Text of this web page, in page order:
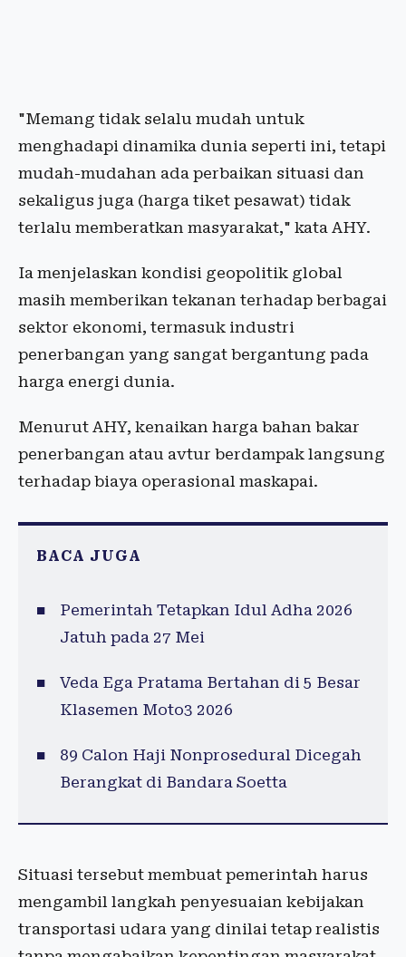
"Memang tidak selalu mudah untuk
menghadapi dinamika dunia seperti ini, tetapi
mudah-mudahan ada perbaikan situasi dan
sekaligus juga (harga tiket pesawat) tidak
terlalu memberatkan masyarakat," kata AHY.
Ia menjelaskan kondisi geopolitik global
masih memberikan tekanan terhadap berbagai
sektor ekonomi, termasuk industri
penerbangan yang sangat bergantung pada
harga energi dunia.
Menurut AHY, kenaikan harga bahan bakar
penerbangan atau avtur berdampak langsung
terhadap biaya operasional maskapai.
BACA JUGA
Pemerintah Tetapkan Idul Adha 2026
Jatuh pada 27 Mei
Veda Ega Pratama Bertahan di 5 Besar
Klasemen Moto3 2026
89 Calon Haji Nonprosedural Dicegah
Berangkat di Bandara Soetta
Situasi tersebut membuat pemerintah harus
mengambil langkah penyesuaian kebijakan
transportasi udara yang dinilai tetap realistis